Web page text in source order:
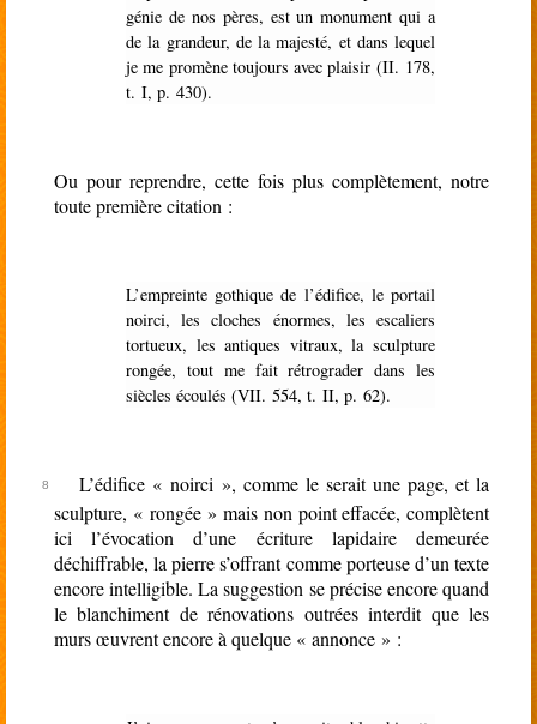
génie de nos pères, est un monument qui a
de la grandeur, de la majesté, et dans lequel
je me promène toujours avec plaisir (II. 178,
t. I, p. 430).
Ou pour reprendre, cette fois plus complètement, notre
toute première citation :
L’empreinte gothique de l’édifice, le portail
noirci, les cloches énormes, les escaliers
tortueux, les antiques vitraux, la sculpture
rongée, tout me fait rétrograder dans les
siècles écoulés (VII. 554, t. II, p. 62).
L’édifice « noirci », comme le serait une page, et la
sculpture, « rongée » mais non point effacée, complètent
ici l’évocation d’une écriture lapidaire demeurée
déchiffrable, la pierre s’offrant comme porteuse d’un texte
encore intelligible. La suggestion se précise encore quand
le blanchiment de rénovations outrées interdit que les
murs œuvrent encore à quelque « annonce » :